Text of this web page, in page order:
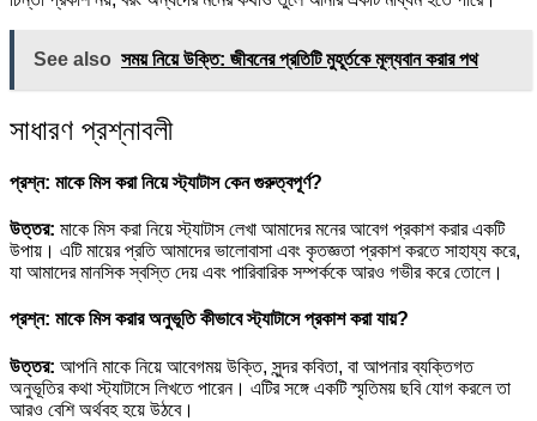
See also সময় নিয়ে উক্তি: জীবনের প্রতিটি মুহূর্তকে মূল্যবান করার পথ
সাধারণ প্রশ্নাবলী
প্রশ্ন: মাকে মিস করা নিয়ে স্ট্যাটাস কেন গুরুত্বপূর্ণ?
উত্তর: মাকে মিস করা নিয়ে স্ট্যাটাস লেখা আমাদের মনের আবেগ প্রকাশ করার একটি
উপায়। এটি মায়ের প্রতি আমাদের ভালোবাসা এবং কৃতজ্ঞতা প্রকাশ করতে সাহায্য করে,
যা আমাদের মানসিক স্বস্তি দেয় এবং পারিবারিক সম্পর্ককে আরও গভীর করে তোলে।
প্রশ্ন: মাকে মিস করার অনুভূতি কীভাবে স্ট্যাটাসে প্রকাশ করা যায়?
উত্তর: আপনি মাকে নিয়ে আবেগময় উক্তি, সুন্দর কবিতা, বা আপনার ব্যক্তিগত
অনুভূতির কথা স্ট্যাটাসে লিখতে পারেন। এটির সঙ্গে একটি স্মৃতিময় ছবি যোগ করলে তা
আরও বেশি অর্থবহ হয়ে উঠবে।